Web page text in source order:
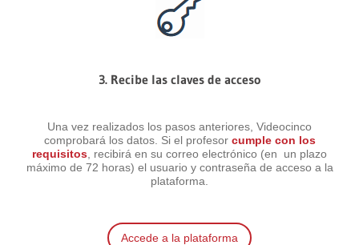
3. Recibe las claves de acceso
Una vez realizados los pasos anteriores, Videocinco
comprobará los datos. Si el profesor cumple con los
requisitos , recibirá en su correo electrónico (en un plazo
máximo de 72 horas) el usuario y contraseña de acceso a la
plataforma.
Accede a la plataforma